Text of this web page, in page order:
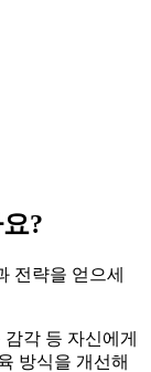
?
전략을 얻으세
각 등 자신에게
방식을 개선해